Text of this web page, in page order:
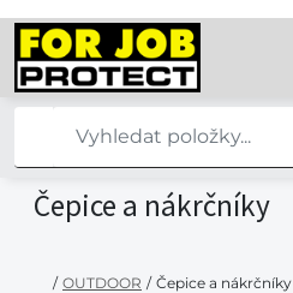
Čepice a nákrčníky
/ OUTDOOR / Čepice a nákrčníky